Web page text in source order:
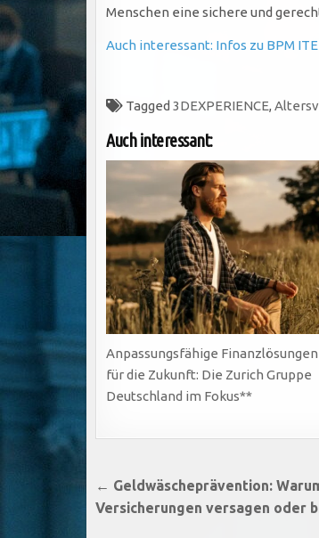
Menschen eine sichere und
Auch interessant: Infos zu BPM
Tagged 3DEXPERIENCE,
Auch interessant:
Anpassungsfähige Finanzlösungen
für die Zukunft: Die Zurich Gruppe
Deutschland im Fokus**
Beitragsnavigation
← Geldwäscheprävention:
Versicherungen versagen oder